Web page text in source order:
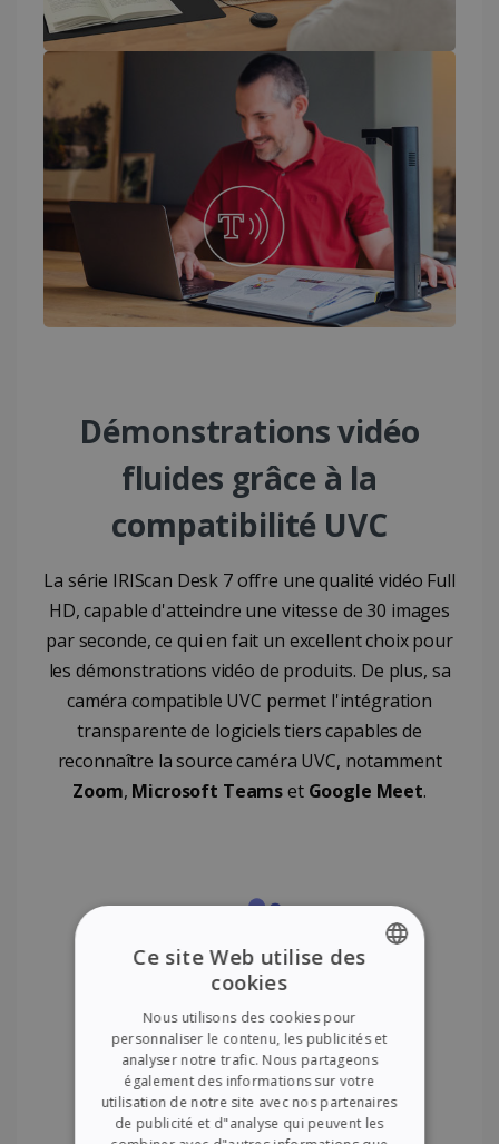
Démonstrations vidéo
fluides grâce à la
compatibilité UVC
La série IRIScan Desk 7 offre une qualité vidéo Full
HD, capable d'atteindre une vitesse de 30 images
par seconde, ce qui en fait un excellent choix pour
les démonstrations vidéo de produits. De plus, sa
caméra compatible UVC permet l'intégration
transparente de logiciels tiers capables de
reconnaître la source caméra UVC, notamment
Zoom, Microsoft Teamset Google Meet.
FRENCH
SPANISH
GERMAN
Ce site Web utilise des
cookies
Nous utilisons des cookies pour
personnaliser le contenu, les publicités et
analyser notre trafic. Nous partageons
également des informations sur votre
utilisation de notre site avec nos partenaires
de publicité et d"analyse qui peuvent les